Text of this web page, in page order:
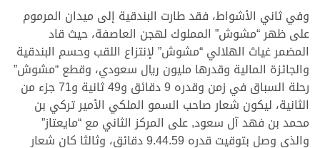
وفي ثاني الأشواط، فقد طارت البندقية إلى ميدان المرموم
على ظهر “مشوش” المملوك لهجن العاصفة، حيث قاد
المضمر غياث الهلالي “مشوش” لإنتزاع اللقب وحسم البندقية
والجائزة المالية وقدرها مليون ريال سعودي، وقطع “مشوش”
رحلة السباق في زمن وقدره 9 دقائق و49 ثانية و71 جزء من
الثانية، ليكون شعار صاحب السمو الملكي الأمير تركي بن
محمد بن فهد آل سعود, على المركز الثاني مع “مايعتاز”
والذي وصل بتوقيت قدره 9.44.59 دقائق، وثالثا كان شعار